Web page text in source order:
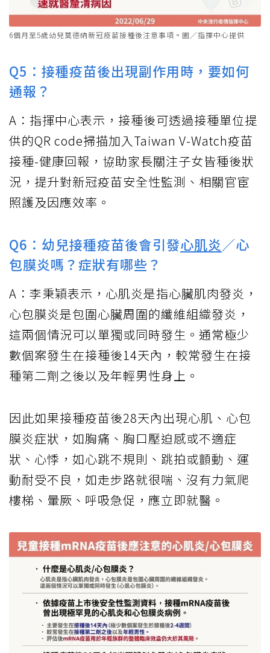
6個月至5歲幼兒莫德納新冠疫苗接種後注意事項。圖／指揮中心提供
Q5：接種疫苗後出現副作用時，要如何
通報？
A：指揮中心表示，接種後可透過接種單位提
供的QR code掃描加入Taiwan V-Watch疫苗
接種-健康回報，協助家長關注子女皆種後狀
況，提升對新冠疫苗安全性監測、相關官宦
照護及因應效率。
Q6：幼兒接種疫苗後會引發心肌炎／心
包膜炎嗎？症狀有哪些？
A：李秉穎表示，心肌炎是指心臟肌肉發炎，
心包膜炎是包圍心臟周圍的纖維組織發炎，
這兩個情況可以單獨或同時發生。通常極少
數個案發生在接種後14天內，較常發生在接
種第二劑之後以及年輕男性身上。
因此如果接種疫苗後28天內出現心肌、心包
膜炎症狀，如胸痛、胸口壓迫感或不適症
狀、心悸，如心跳不規則、跳拍或顫動、運
動耐受不良，如走步路就很喘、沒有力氣爬
樓梯、暈厥、呼吸急促，應立即就醫。